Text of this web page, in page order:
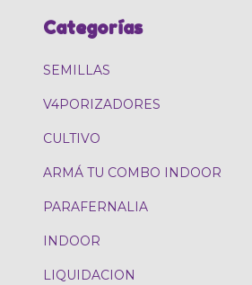
Categorías
SEMILLAS
V4PORIZADORES
CULTIVO
ARMÁ TU COMBO INDOOR
PARAFERNALIA
INDOOR
LIQUIDACION